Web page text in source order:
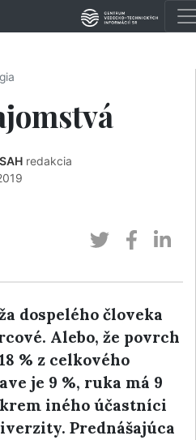
redakcia
dospelého človeka
Alebo, že povrch
% z celkového
je 9 %, ruka má 9
iného účastníci
Prednášajúca